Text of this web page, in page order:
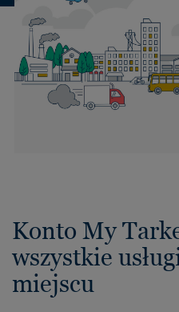
Konto My
wszystkie
miejscu